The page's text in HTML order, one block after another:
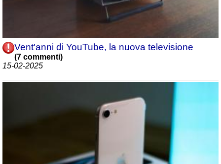
Vent'anni di YouTube, la nuova televisione
(7 commenti)
15-02-2025